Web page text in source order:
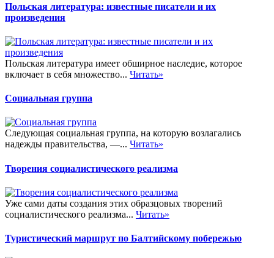
Польская литература: известные писатели и их
произведения
Польская литература имеет обширное наследие, которое
включает в себя множество... Читать»
Социальная группа
Следующая социальная группа, на которую возлагались
надежды правительства, —... Читать»
Творения социалистического реализма
Уже сами даты создания этих образцовых творений
социалистического реализма... Читать»
Туристический маршрут по Балтийскому побережью